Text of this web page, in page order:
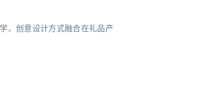
、创意设计方式融合在礼品产